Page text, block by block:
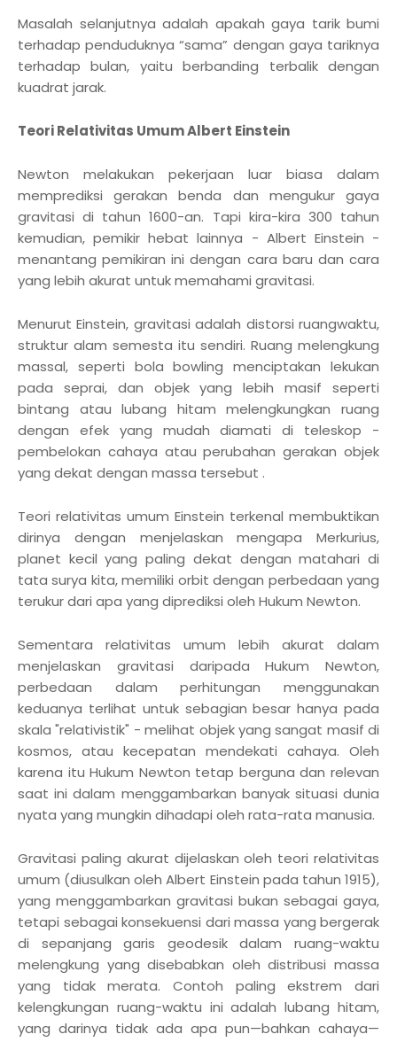
Masalah selanjutnya adalah apakah gaya tarik bumi
terhadap penduduknya “sama” dengan gaya tariknya
terhadap bulan, yaitu berbanding terbalik dengan
kuadrat jarak.
Teori Relativitas Umum Albert Einstein
Newton melakukan pekerjaan luar biasa dalam
memprediksi gerakan benda dan mengukur gaya
gravitasi di tahun 1600-an. Tapi kira-kira 300 tahun
kemudian, pemikir hebat lainnya - Albert Einstein -
menantang pemikiran ini dengan cara baru dan cara
yang lebih akurat untuk memahami gravitasi.
Menurut Einstein, gravitasi adalah distorsi ruangwaktu,
struktur alam semesta itu sendiri. Ruang melengkung
massal, seperti bola bowling menciptakan lekukan
pada seprai, dan objek yang lebih masif seperti
bintang atau lubang hitam melengkungkan ruang
dengan efek yang mudah diamati di teleskop -
pembelokan cahaya atau perubahan gerakan objek
yang dekat dengan massa tersebut .
Teori relativitas umum Einstein terkenal membuktikan
dirinya dengan menjelaskan mengapa Merkurius,
planet kecil yang paling dekat dengan matahari di
tata surya kita, memiliki orbit dengan perbedaan yang
terukur dari apa yang diprediksi oleh Hukum Newton.
Sementara relativitas umum lebih akurat dalam
menjelaskan gravitasi daripada Hukum Newton,
perbedaan dalam perhitungan menggunakan
keduanya terlihat untuk sebagian besar hanya pada
skala "relativistik" - melihat objek yang sangat masif di
kosmos, atau kecepatan mendekati cahaya. Oleh
karena itu Hukum Newton tetap berguna dan relevan
saat ini dalam menggambarkan banyak situasi dunia
nyata yang mungkin dihadapi oleh rata-rata manusia.
Gravitasi paling akurat dijelaskan oleh teori relativitas
umum (diusulkan oleh Albert Einstein pada tahun 1915),
yang menggambarkan gravitasi bukan sebagai gaya,
tetapi sebagai konsekuensi dari massa yang bergerak
di sepanjang garis geodesik dalam ruang-waktu
melengkung yang disebabkan oleh distribusi massa
yang tidak merata. Contoh paling ekstrem dari
kelengkungan ruang-waktu ini adalah lubang hitam,
yang darinya tidak ada apa pun—bahkan cahaya—